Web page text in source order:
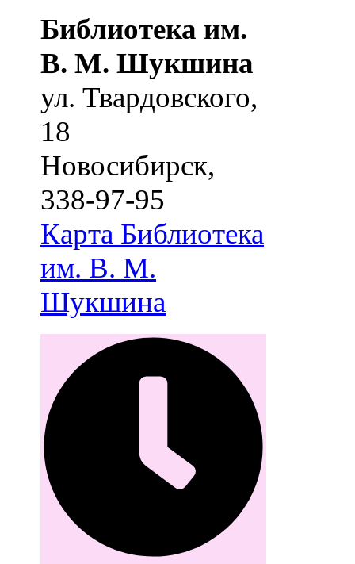
Библиотека им.
В. М. Шукшина
ул. Твардовского,
18
Новосибирск,
338-97-95
Карта Библиотека
им. В. М.
Шукшина